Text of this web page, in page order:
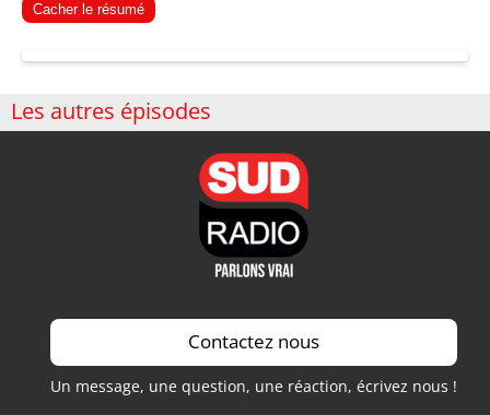
Cacher le résumé
Les autres épisodes
Contactez nous
Un message, une question, une réaction, écrivez nous !